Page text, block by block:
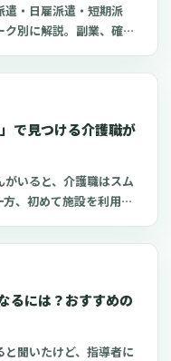
遣・日雇派遣・短期派
別に解説。副業、確定
で見つける介護職が
いると、介護職はスム
、初めて施設を利用す
手に入れられるアイテ
さんと介護職にとって
るには？おすすめの
と聞いたけど、指導者に